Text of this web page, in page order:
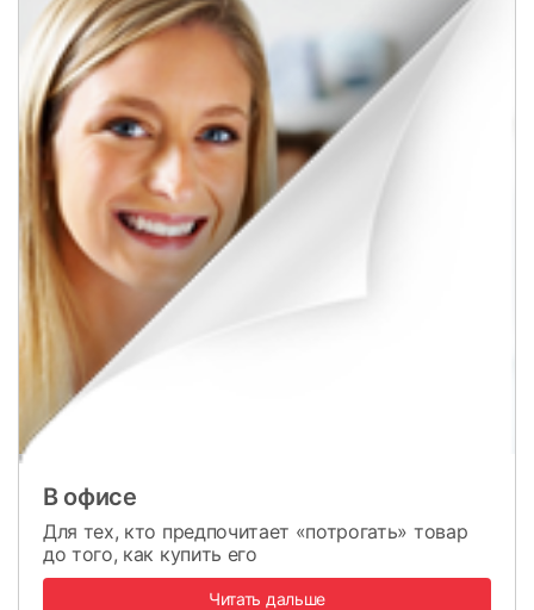
В офисе
Для тех, кто предпочитает «потрогать» товар
до того, как купить его
Читать дальше